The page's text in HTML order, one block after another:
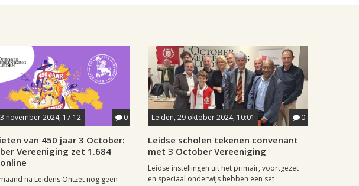
november 2024, 17:12 0
van 450 jaar 3 October:
Vereeniging zet 1.684
na Leidens Ontzet nog geen
Leiden, 29 oktober 2024, 10:01 0
Leidse scholen tekenen convenant
met 3 October Vereeniging
Leidse instellingen uit het primair, voortgezet
en speciaal onderwijs hebben een set